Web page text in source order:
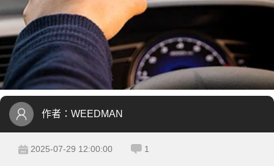
作者： WEEDMAN
2025-07-29 12:00:00 1